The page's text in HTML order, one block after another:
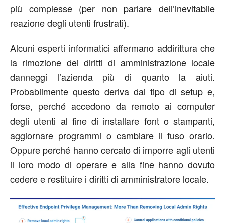
più complesse (per non parlare dell’inevitabile
reazione degli utenti frustrati).
Alcuni esperti informatici affermano addirittura che
la rimozione dei diritti di amministrazione locale
danneggi l’azienda più di quanto la aiuti.
Probabilmente questo deriva dal tipo di setup e,
forse, perché accedono da remoto ai computer
degli utenti al fine di installare font o stampanti,
aggiornare programmi o cambiare il fuso orario.
Oppure perché hanno cercato di imporre agli utenti
il loro modo di operare e alla fine hanno dovuto
cedere e restituire i diritti di amministratore locale.